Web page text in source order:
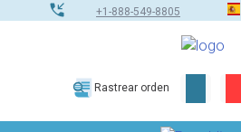
+1-888-549-8805
Rastrear orden